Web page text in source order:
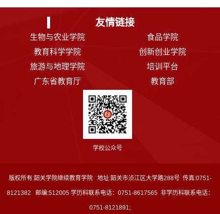
友情链接
生物与农业学院
食品学院
教育科学学院
创新创业学院
旅游与地理学院
培训平台
广东省教育厅
教育部
学校公众号
版权所有:韶关学院继续教育学院 地址:韶关市浈江区大学路288号 传真:0751-
8121382 邮编:512005 学历科联系电话：0751-8617565 非学历科联系电话：
0751-8121891;